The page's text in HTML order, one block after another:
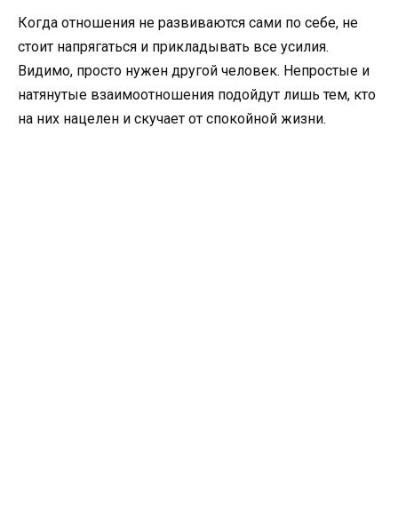
Когда отношения не развиваются сами по себе, не
стоит напрягаться и прикладывать все усилия.
Видимо, просто нужен другой человек. Непростые и
натянутые взаимоотношения подойдут лишь тем, кто
на них нацелен и скучает от спокойной жизни.